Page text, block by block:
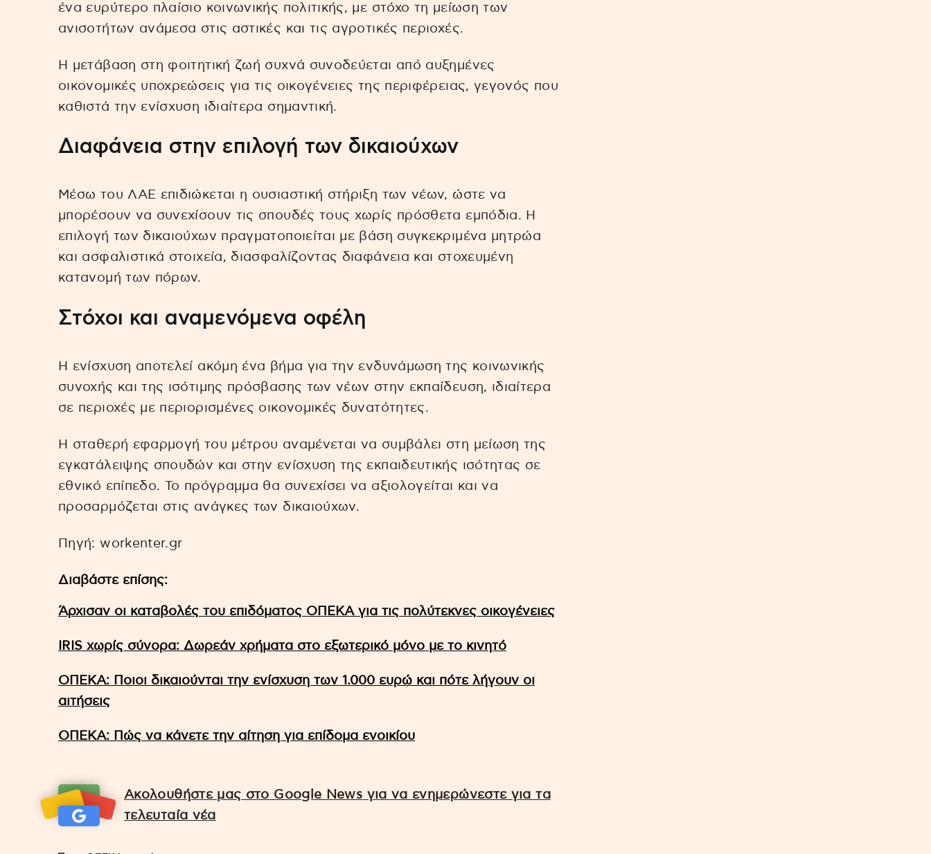
ένα ευρύτερο πλαίσιο κοινωνικής πολιτικής, με στόχο τη μείωση των
ανισοτήτων ανάμεσα στις αστικές και τις αγροτικές περιοχές.
Η μετάβαση στη φοιτητική ζωή συχνά συνοδεύεται από αυξημένες
οικονομικές υποχρεώσεις για τις οικογένειες της περιφέρειας, γεγονός που
καθιστά την ενίσχυση ιδιαίτερα σημαντική.
Διαφάνεια στην επιλογή των δικαιούχων
Μέσω του ΛΑΕ επιδιώκεται η ουσιαστική στήριξη των νέων, ώστε να
μπορέσουν να συνεχίσουν τις σπουδές τους χωρίς πρόσθετα εμπόδια. Η
επιλογή των δικαιούχων πραγματοποιείται με βάση συγκεκριμένα μητρώα
και ασφαλιστικά στοιχεία, διασφαλίζοντας διαφάνεια και στοχευμένη
κατανομή των πόρων.
Στόχοι και αναμενόμενα οφέλη
Η ενίσχυση αποτελεί ακόμη ένα βήμα για την ενδυνάμωση της κοινωνικής
συνοχής και της ισότιμης πρόσβασης των νέων στην εκπαίδευση, ιδιαίτερα
σε περιοχές με περιορισμένες οικονομικές δυνατότητες.
Η σταθερή εφαρμογή του μέτρου αναμένεται να συμβάλει στη μείωση της
εγκατάλειψης σπουδών και στην ενίσχυση της εκπαιδευτικής ισότητας σε
εθνικό επίπεδο. Το πρόγραμμα θα συνεχίσει να αξιολογείται και να
προσαρμόζεται στις ανάγκες των δικαιούχων.
Πηγή: workenter.gr
Διαβάστε επίσης:
Άρχισαν οι καταβολές του επιδόματος ΟΠΕΚΑ για τις πολύτεκνες οικογένειες
IRIS χωρίς σύνορα: Δωρεάν χρήματα στο εξωτερικό μόνο με το κινητό
ΟΠΕΚΑ: Ποιοι δικαιούνται την ενίσχυση των 1.000 ευρώ και πότε λήγουν οι
αιτήσεις
ΟΠΕΚΑ: Πώς να κάνετε την αίτηση για επίδομα ενοικίου
Ακολουθήστε μας στο Google News για να ενημερώνεστε για τα
τελευταία νέα